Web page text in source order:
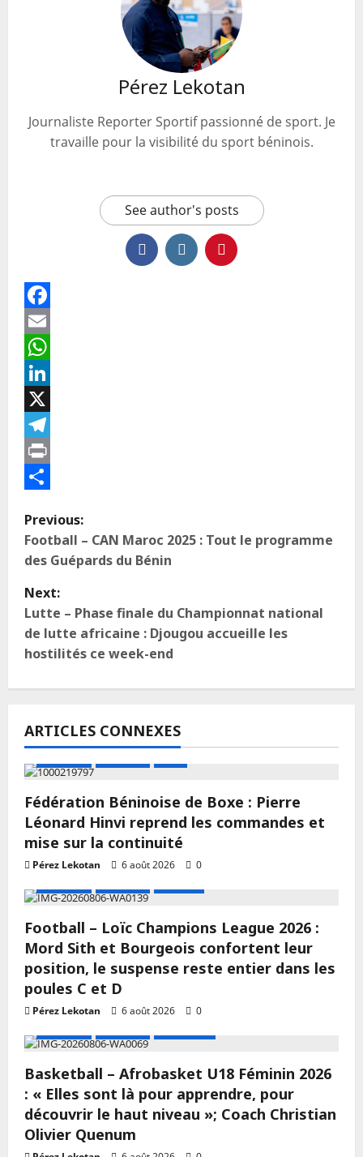
Pérez Lekotan
Journaliste Reporter Sportif passionné de sport. Je
travaille pour la visibilité du sport béninois.
See author's posts
Facebook
Email
WhatsApp
LinkedIn
X
Telegram
Print
Previous:
Football – CAN Maroc 2025 : Tout le programme
des Guépards du Bénin
Next:
Lutte – Phase finale du Championnat national
de lutte africaine : Djougou accueille les
hostilités ce week-end
ARTICLES CONNEXES
Fédération Béninoise de Boxe : Pierre
Léonard Hinvi reprend les commandes et
mise sur la continuité
Pérez Lekotan 6 août 2026
0
Football – Loïc Champions League 2026 :
Mord Sith et Bourgeois confortent leur
position, le suspense reste entier dans les
poules C et D
Pérez Lekotan 6 août 2026
0
Basketball – Afrobasket U18 Féminin 2026
: « Elles sont là pour apprendre, pour
découvrir le haut niveau »; Coach Christian
Olivier Quenum